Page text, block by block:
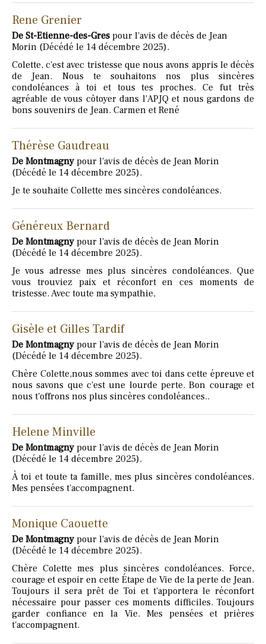
Rene Grenier
De St-Etienne-des-Gres pour l'avis de décès de Jean
Morin (Décédé le 14 décembre 2025).
Colette, c'est avec tristesse que nous avons appris le décès
de Jean. Nous te souhaitons nos plus sincères
condoléances à toi et tous tes proches. Ce fut très
agréable de vous côtoyer dans l'APJQ et nous gardons de
bons souvenirs de Jean. Carmen et René
Thérèse Gaudreau
De Montmagny pour l'avis de décès de Jean Morin
(Décédé le 14 décembre 2025).
Je te souhaite Collette mes sincères condoléances.
Généreux Bernard
De Montmagny pour l'avis de décès de Jean Morin
(Décédé le 14 décembre 2025).
Je vous adresse mes plus sincères condoléances. Que
vous trouviez paix et réconfort en ces moments de
tristesse. Avec toute ma sympathie,
Gisèle et Gilles Tardif
De Montmagny pour l'avis de décès de Jean Morin
(Décédé le 14 décembre 2025).
Chère Colette,nous sommes avec toi dans cette épreuve et
nous savons que c'est une lourde perte. Bon courage et
nous t'offrons nos plus sincères condoléances..
Helene Minville
De Montmagny pour l'avis de décès de Jean Morin
(Décédé le 14 décembre 2025).
À toi et toute ta famille, mes plus sincères condoléances.
Mes pensées t'accompagnent.
Monique Caouette
De Montmagny pour l'avis de décès de Jean Morin
(Décédé le 14 décembre 2025).
Chère Colette mes plus sincères condoléances. Force,
courage et espoir en cette Étape de Vie de la perte de Jean.
Toujours il sera prêt de Toi et t'apportera le réconfort
nécessaire pour passer ces moments difficiles. Toujours
garder confiance en la Vie. Mes pensées et prières
t'accompagnent.